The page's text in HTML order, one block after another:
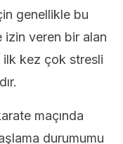
genellikle bu
izin veren bir alan
ilk kez çok stresli
maçında
durumumu